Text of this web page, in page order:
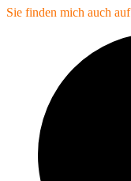
Sie finden mich auch auf